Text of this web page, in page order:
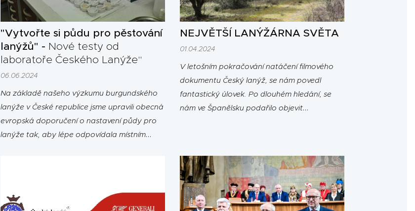
"Vytvořte si půdu pro pěstování
lanýžů" - Nové testy od
laboratoře Českého Lanýže"
06.06.2024
Na základě našeho výzkumu burgundského
lanýže v České republice jsme upravili obecná
evropská doporučení o nastavení půdy pro
lanýže tak, aby lépe odpovídala místním
faktory jako pH, obsah...
NEJVĚTŠÍ LANÝŽÁRNA SVĚTA
01.04.2024
V letošním pokračování natáčení filmového
dokumentu Český lanýž, se nám povedl
fantastický úlovek. Po dlouhém hledání, se
nám ve Španělsku podařilo objevit
milionů metrů čtverečních.